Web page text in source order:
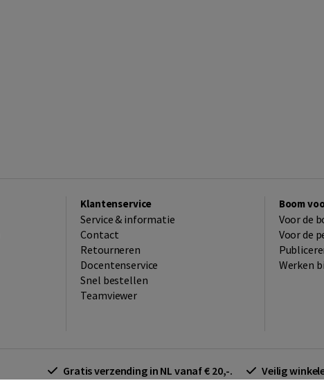
Klantenservice
Service & informatie
Contact
Retourneren
Docentenservice
Snel bestellen
Teamviewer
Boom
Voor de
Voor de
Werken
Gratis verzending in NL vanaf € 20,-. Veilig